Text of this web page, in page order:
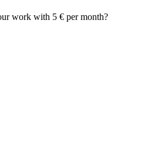
work with 5 € per month?